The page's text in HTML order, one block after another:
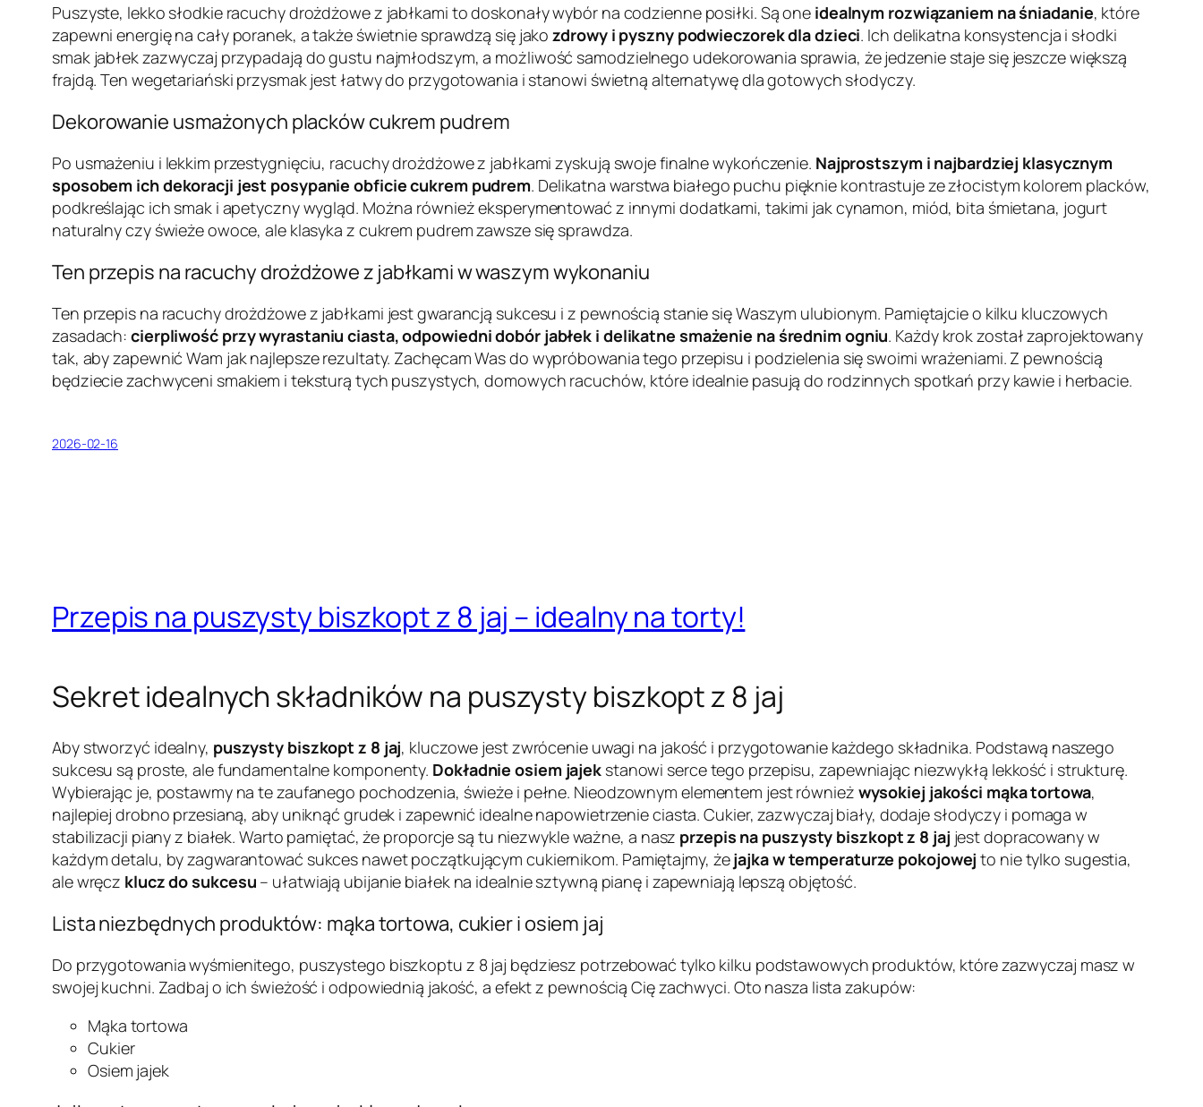
Puszyste, lekko słodkie racuchy drożdżowe z jabłkami to doskonały wybór na codzienne posiłki. Są one idealnym rozwiązaniem na śniadanie, które
zapewni energię na cały poranek, a także świetnie sprawdzą się jakozdrowy i pyszny podwieczorek dla dzieci. Ich delikatna konsystencja i słodki
smak jabłek zazwyczaj przypadają do gustu najmłodszym, a możliwość samodzielnego udekorowania sprawia, że jedzenie staje się jeszcze większą
frajdą. Ten wegetariański przysmak jest łatwy do przygotowania i stanowi świetną alternatywę dla gotowych słodyczy.
Dekorowanie usmażonych placków cukrem pudrem
Po usmażeniu i lekkim przestygnięciu, racuchy drożdżowe z jabłkami zyskują swoje finalne wykończenie. Najprostszym i najbardziej klasycznym
sposobem ich dekoracji jest posypanie obficie cukrem pudrem. Delikatna warstwa białego puchu pięknie kontrastuje ze złocistym kolorem placków,
podkreślając ich smak i apetyczny wygląd. Można również eksperymentować z innymi dodatkami, takimi jak cynamon, miód, bita śmietana, jogurt
naturalny czy świeże owoce, ale klasyka z cukrem pudrem zawsze się sprawdza.
Ten przepis na racuchy drożdżowe z jabłkami w waszym wykonaniu
Ten przepis na racuchy drożdżowe z jabłkami jest gwarancją sukcesu i z pewnością stanie się Waszym ulubionym. Pamiętajcie o kilku kluczowych
zasadach:cierpliwość przy wyrastaniu ciasta, odpowiedni dobór jabłek i delikatne smażenie na średnim ogniu. Każdy krok został zaprojektowany
tak, aby zapewnić Wam jak najlepsze rezultaty. Zachęcam Was do wypróbowania tego przepisu i podzielenia się swoimi wrażeniami. Z pewnością
będziecie zachwyceni smakiem i teksturą tych puszystych, domowych racuchów, które idealnie pasują do rodzinnych spotkań przy kawie i herbacie.
2026-02-16
Przepis na puszysty biszkopt z 8 jaj – idealny na torty!
Sekret idealnych składników na puszysty biszkopt z 8 jaj
Aby stworzyć idealny, puszysty biszkopt z 8 jaj, kluczowe jest zwrócenie uwagi na jakość i przygotowanie każdego składnika. Podstawą naszego
sukcesu są proste, ale fundamentalne komponenty. Dokładnie osiem jajek stanowi serce tego przepisu, zapewniając niezwykłą lekkość i strukturę.
Wybierając je, postawmy na te zaufanego pochodzenia, świeże i pełne. Nieodzownym elementem jest również wysokiej jakości mąka tortowa,
najlepiej drobno przesianą, aby uniknąć grudek i zapewnić idealne napowietrzenie ciasta. Cukier, zazwyczaj biały, dodaje słodyczy i pomaga w
stabilizacji piany z białek. Warto pamiętać, że proporcje są tu niezwykle ważne, a nasz przepis na puszysty biszkopt z 8 jaj jest dopracowany w
każdym detalu, by zagwarantować sukces nawet początkującym cukiernikom. Pamiętajmy, żejajka w temperaturze pokojowej to nie tylko sugestia,
ale wręcz klucz do sukcesu – ułatwiają ubijanie białek na idealnie sztywną pianę i zapewniają lepszą objętość.
Lista niezbędnych produktów: mąka tortowa, cukier i osiem jaj
Do przygotowania wyśmienitego, puszystego biszkoptu z 8 jaj będziesz potrzebować tylko kilku podstawowych produktów, które zazwyczaj masz w
swojej kuchni. Zadbaj o ich świeżość i odpowiednią jakość, a efekt z pewnością Cię zachwyci. Oto nasza lista zakupów:
Mąka tortowa
Cukier
Osiem jajek